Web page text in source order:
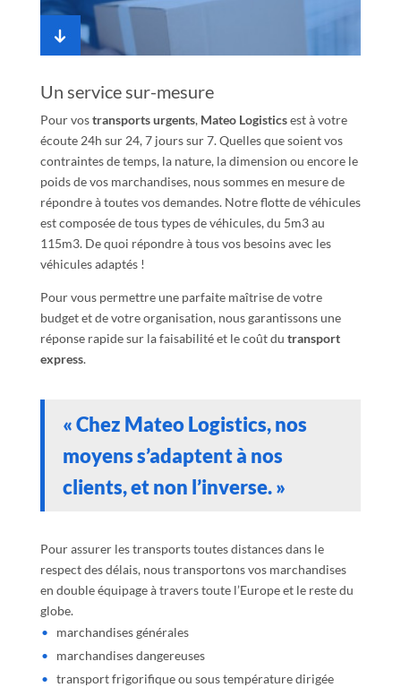
Un service sur-mesure
Pour vostransports urgents, Mateo Logisticsest à votre
écoute 24h sur 24, 7 jours sur 7. Quelles que soient vos
contraintes de temps, la nature, la dimension ou encore le
poids de vos marchandises, nous sommes en mesure de
répondre à toutes vos demandes. Notre flotte de véhicules
est composée de tous types de véhicules, du 5m3 au
115m3. De quoi répondre à tous vos besoins avec les
véhicules adaptés !
Pour vous permettre une parfaite maîtrise de votre
budget et de votre organisation, nous garantissons une
réponse rapide sur la faisabilité et le coût du transport
express.
« Chez Mateo Logistics, nos
moyens s’adaptent à nos
clients, et non l’inverse. »
Pour assurer les transports toutes distances dans le
respect des délais, nous transportons vos marchandises
en double équipage à travers toute l’Europe et le reste du
globe.
marchandises générales
marchandises dangereuses
transport frigorifique ou sous température dirigée